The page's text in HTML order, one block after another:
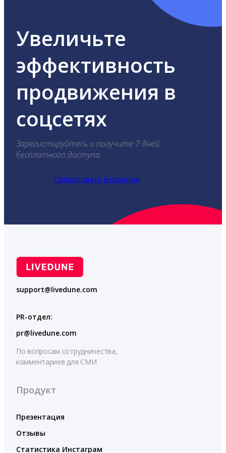
Увеличьте
эффективность
продвижения в
соцсетях
Зарегистируйтесь и получите 7 дней
бесплатного доступа.
Попробовать бесплатно
support@livedune.com
PR-отдел:
pr@livedune.com
По вопросам сотрудничества,
комментариев для СМИ
Продукт
Презентация
Отзывы
Статистика Инстаграм